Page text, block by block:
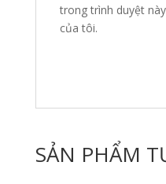
trong trình duyệt
của tôi.
SẢN PHẨM